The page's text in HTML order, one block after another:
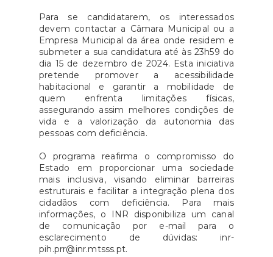
Para se candidatarem, os interessados
devem contactar a Câmara Municipal ou a
Empresa Municipal da área onde residem e
submeter a sua candidatura até às 23h59 do
dia 15 de dezembro de 2024. Esta iniciativa
pretende promover a acessibilidade
habitacional e garantir a mobilidade de
quem enfrenta limitações físicas,
assegurando assim melhores condições de
vida e a valorização da autonomia das
pessoas com deficiência.
O programa reafirma o compromisso do
Estado em proporcionar uma sociedade
mais inclusiva, visando eliminar barreiras
estruturais e facilitar a integração plena dos
cidadãos com deficiência. Para mais
informações, o INR disponibiliza um canal
de comunicação por e-mail para o
esclarecimento de dúvidas: inr-
pih.prr@inr.mtsss.pt.